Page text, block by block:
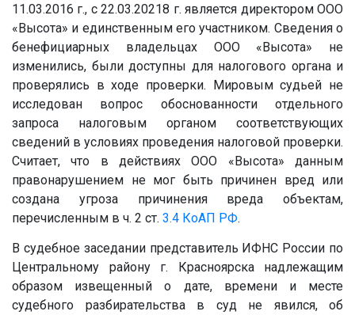
11.03.2016 г., с 22.03.20218 г. является директором ООО
«Высота» и единственным его участником. Сведения о
бенефициарных владельцах ООО «Высота» не
изменились, были доступны для налогового органа и
проверялись в ходе проверки. Мировым судьей не
исследован вопрос обоснованности отдельного
запроса налоговым органом соответствующих
сведений в условиях проведения налоговой проверки.
Считает, что в действиях ООО «Высота» данным
правонарушением не мог быть причинен вред или
создана угроза причинения вреда объектам,
перечисленным в ч. 2 ст. 3.4 КоАП РФ.
В судебное заседании представитель ИФНС России по
Центральному району г. Красноярска надлежащим
образом извещенный о дате, времени и месте
судебного разбирательства в суд не явился, об